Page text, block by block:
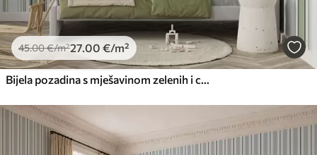
45.00€/m²27.00 €/m²
Bijela pozadina s mješavinom zelenih i crnih pruga